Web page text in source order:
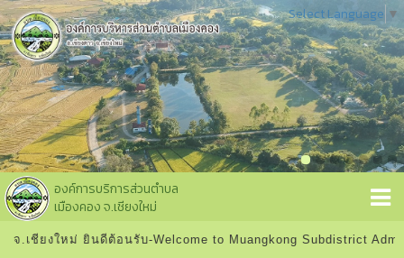
องค์การบริการส่วนตำบล
เมืองคอง จ.เชียงใหม่
.เชียงใหม่ ยินดีต้อนรับ-Welcome to Muangkong Subdistrict
Select Language ▼